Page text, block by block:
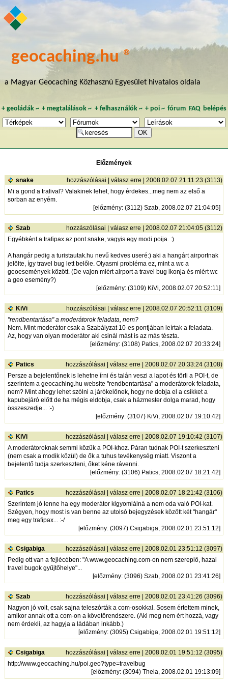
geocaching.hu ®
a Magyar Geocaching Közhasznú Egyesület hivatalos oldala
+ geoládák~ +megtalálások ~ + felhasználók~ + poi~ fórum FAQ belépés
Előzmények
snake hozzászólásai | válasz erre | 2008.02.07 21:11:23 (3113)
Mi a gond a trafival? Valakinek lehet, hogy érdekes...meg nem az első a
sorban az enyém.
[előzmény: (3112) Szab, 2008.02.07 21:04:05]
Szab hozzászólásai | válasz erre | 2008.02.07 21:04:05 (3112)
Egyébként a trafipax az pont snake, vagyis egy modi poija. :)
A hangár pedig a turistautak.hu nevű kedves useré:) aki a hangárt airportnak
jelölte, így travel bug lett belőle. Olyasmi probléma ez, mint a wc a
geoesemények között. (De vajon miért airport a travel bug ikonja és miért wc
a geo esemény?)
[előzmény: (3109) KiVi, 2008.02.07 20:52:11]
KiVi hozzászólásai | válasz erre | 2008.02.07 20:52:11 (3109)
"rendbentartása" a moderátorok feladata, nem?
Nem. Mint moderátor csak a Szabályzat 10-es pontjában leírtak a feladata.
Az, hogy van olyan moderátor aki csinál mást is az más tészta.
[előzmény: (3108) Patics, 2008.02.07 20:33:24]
Patics hozzászólásai | válasz erre | 2008.02.07 20:33:24 (3108)
Persze a bejelentőnek is lehetne írni és talán veszi a lapot és törli a POI-t, de
szerintem a geocaching.hu website "rendbentartása" a moderátorok feladata,
nem? Mint ahogy lehet szólni a járókelőnek, hogy ne dobja el a csikket a
kapubejáró előtt de ha mégis eldobja, csak a házmester dolga marad, hogy
összeszedje... :-)
[előzmény: (3107) KiVi, 2008.02.07 19:10:42]
KiVi hozzászólásai | válasz erre | 2008.02.07 19:10:42 (3107)
A moderátoroknak semmi közük a POI-khoz. Páran tudnak POI-t szerkeszteni
(nem csak a modik közül) de ők a tuhus tevékenység miatt. Viszont a
bejelentő tudja szerkeszteni, őket kéne rávenni.
[előzmény: (3106) Patics, 2008.02.07 18:21:42]
Patics hozzászólásai | válasz erre | 2008.02.07 18:21:42 (3106)
Szerintem jó lenne ha egy moderátor kigyomlálná a nem oda való POI-kat.
Szégyen, hogy most is van benne az utolsó bejegyzések között két "hangár"
meg egy trafipax... :-/
[előzmény: (3097) Csigabiga, 2008.02.01 23:51:12]
Csigabiga hozzászólásai | válasz erre | 2008.02.01 23:51:12 (3097)
Pedig ott van a fejlécében: "A www.geocaching.com-on nem szereplő, hazai
travel bugok gyűjtőhelye"...
[előzmény: (3096) Szab, 2008.02.01 23:41:26]
Szab hozzászólásai | válasz erre | 2008.02.01 23:41:26 (3096)
Nagyon jó volt, csak sajna teleszórták a com-osokkal. Sosem értettem minek,
amikor annak ott a com-on a követőrendszere. (Aki meg nem ért hozzá, vagy
nem érdekli, az hagyja a ládában inkább.)
[előzmény: (3095) Csigabiga, 2008.02.01 19:51:12]
Csigabiga hozzászólásai | válasz erre | 2008.02.01 19:51:12 (3095)
http://www.geocaching.hu/poi.geo?type=travelbug
[előzmény: (3094) Theia, 2008.02.01 19:13:09]